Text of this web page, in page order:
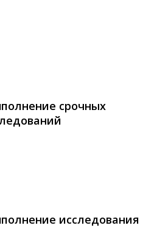
срочных
исследования